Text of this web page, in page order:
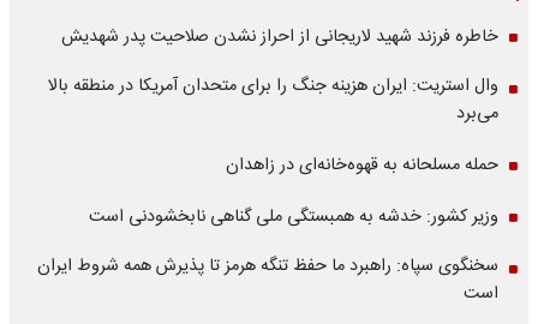
خاطره فرزند شهید لاریجانی از احراز نشدن صلاحیت پدر شهدیش
وال استریت: ایران هزینه جنگ را برای متحدان آمریکا در منطقه بالا
می‌برد
حمله مسلحانه به قهوه‌خانه‌ای در زاهدان
وزیر کشور: خدشه به همبستگی ملی گناهی نابخشودنی است
سخنگوی سپاه: راهبرد ما حفظ تنگه هرمز تا پذیرش همه شروط ایران
است